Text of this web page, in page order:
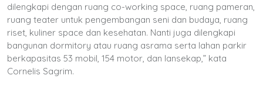
dilengkapi dengan ruang co-working space, ruang pameran,
ruang teater untuk pengembangan seni dan budaya, ruang
riset, kuliner space dan kesehatan. Nanti juga dilengkapi
bangunan dormitory atau ruang asrama serta lahan parkir
berkapasitas 53 mobil, 154 motor, dan lansekap,” kata
Cornelis Sagrim.